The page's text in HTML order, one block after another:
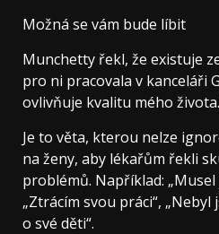
Možná se vám bude líbit
Munchetty řekl, že existuje
pro ni pracovala v kanceláři
ovlivňuje kvalitu mého
Je to věta, kterou nelze
na ženy, aby lékařům řekli
problémů. Například: „Musel
„Ztrácím svou práci“,
o své děti“.